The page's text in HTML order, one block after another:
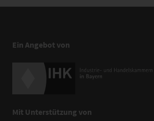
Ein Angebot von
Mit Unterstützung von